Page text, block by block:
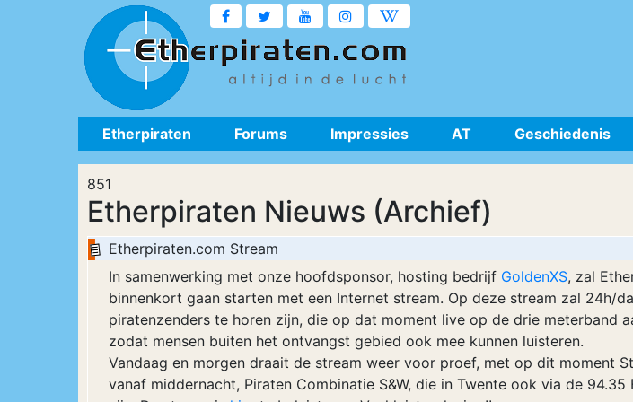
Etherpiraten Forums Impressies AT Geschiedenis
851
Etherpiraten Nieuws (Archief)
Etherpiraten.com Stream
In samenwerking met onze hoofdsponsor, hosting bedrijf GoldenXS, zal
binnenkort gaan starten met een Internet stream. Op deze stream zal 24h/
piratenzenders te horen zijn, die op dat moment live op de drie meterband
zodat mensen buiten het ontvangst gebied ook mee kunnen luisteren.
Vandaag en morgen draait de stream weer voor proef, met op dit moment
vanaf middernacht, Piraten Combinatie S&W, die in Twente ook via de